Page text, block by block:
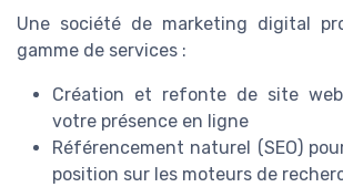
Une société de marketing digital
gamme de services :
Création et refonte de site
votre présence en ligne
Référencement naturel (SEO)
position sur les moteurs de